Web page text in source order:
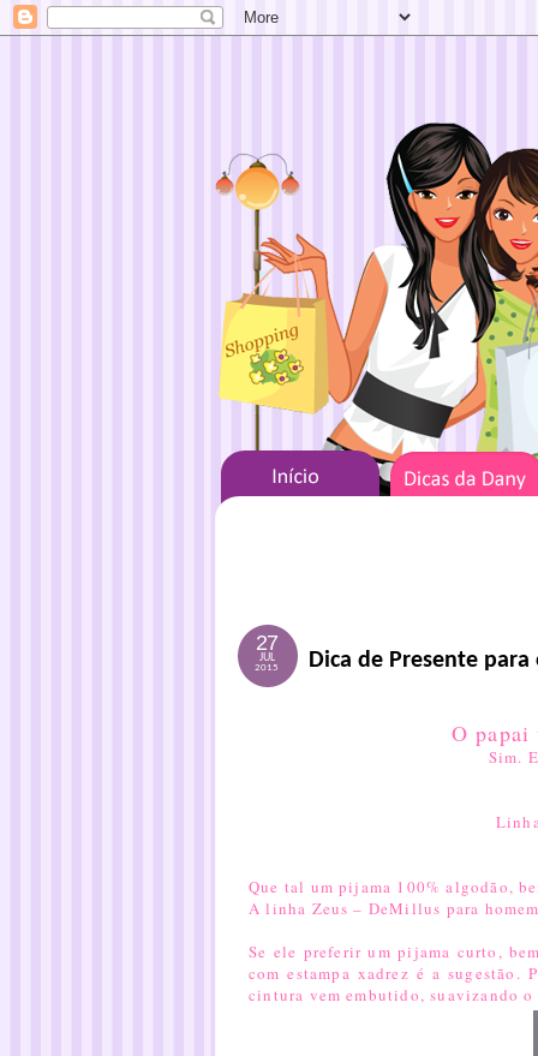
27
JUL
2015 Dica de Presente
Sim.
Que tal um pijama 100% algodão,
Alinha Zeus – DeMillus para
Se ele preferir um pijama curto,
com estampa xadrez é a sugestão.
cintura vem embutido, suavizando